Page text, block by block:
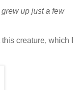
up just a few
creature, which I